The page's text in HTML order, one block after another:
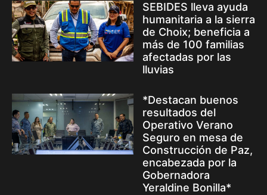
SEBIDES lleva ayuda
humanitaria a la sierra
de Choix; beneficia a
más de 100 familias
afectadas por las
lluvias
*Destacan buenos
resultados del
Operativo Verano
Seguro en mesa de
Construcción de Paz,
encabezada por la
Gobernadora
Yeraldine Bonilla*